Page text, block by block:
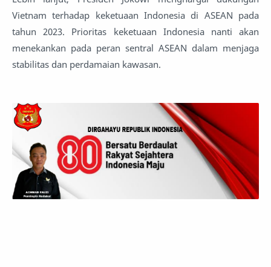
Vietnam terhadap keketuaan Indonesia di ASEAN pada
tahun 2023. Prioritas keketuaan Indonesia nanti akan
menekankan pada peran sentral ASEAN dalam menjaga
stabilitas dan perdamaian kawasan.